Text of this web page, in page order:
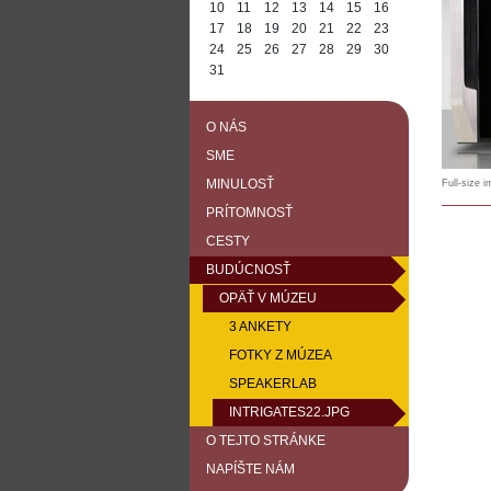
Full-size
10
11 12 13 14 15
16
17
18 19 20 21 22
23
24
25 26 27 28 29
30
31
O NÁS
SME
MINULOSŤ
PRÍTOMNOSŤ
CESTY
BUDÚCNOSŤ
OPÄŤ V MÚZEU
3 ANKETY
FOTKY Z MÚZEA
SPEAKERLAB
INTRIGATES22.JPG
O TEJTO STRÁNKE
NAPÍŠTE NÁM